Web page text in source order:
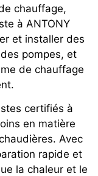
chauffage,
à ANTONY
et installer des
pompes, et
de chauffage
certifiés à
en matière
Avec
rapide et
la chaleur et le